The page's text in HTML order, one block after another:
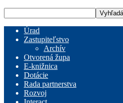
Úrad
Zastupiteľstvo
Archív
Otvorená župa
E-knižnica
Dotácie
Rada partnerstva
Rozvoj